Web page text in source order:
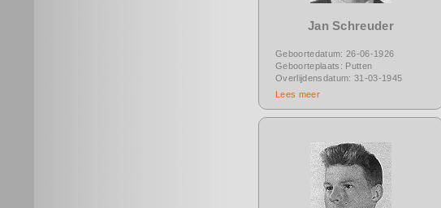
Jan Schreuder
Geboortedatum: 26-06-1926
Geboorteplaats: Putten
Overlijdensdatum: 31-03-1945
Lees meer